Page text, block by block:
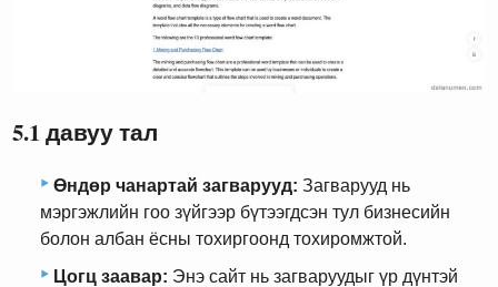
5.1 давуу тал
Өндөр чанартай загварууд: Загварууд нь
мэргэжлийн гоо зүйгээр бүтээгдсэн тул бизнесийн
болон албан ёсны тохиргоонд тохиромжтой.
Цогц заавар: Энэ сайт нь загваруудыг үр дүнтэй